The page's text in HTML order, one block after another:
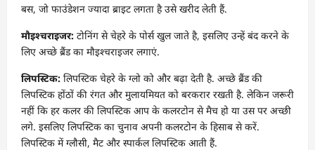
बस, जो फाउंडेशन ज्यादा ब्राइट लगता है उसे खरीद लेती हैं.
मौइश्चराइजर: टोनिंग से चेहरे के पोर्स खुल जाते है, इसलिए उन्हें बंद करने के
लिए अच्छे ब्रैंड का मौइश्चराइजर लगाएं.
लिपस्टिक: लिपस्टिक चेहरे के ग्लो को और बढ़ा देती है. अच्छे ब्रैंड की
लिपस्टिक होंठों की रंगत और मुलायमियत को बरकरार रखती है. लेकिन जरूरी
नहीं कि हर कलर की लिपस्टिक आप के कलरटोन से मैच हो या उस पर अच्छी
लगे. इसलिए लिपस्टिक का चुनाव अपनी कलरटोन के हिसाब से करें.
लिपस्टिक में ग्लौसी, मैट और स्पार्कल लिपस्टिक आती हैं.